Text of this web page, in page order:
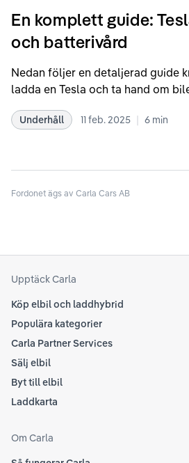
En komplett guide:
och batterivård
Nedan följer en detaljerad guide
ladda en Tesla och ta hand om
rekommendationer samt våra
att kolla Teslas officiella
senaste informationen.
Underhåll 11 feb. 2025 | 6 min
Fordonet ägs av Carla Cars AB
Upptäck Carla
Köp elbil och laddhybrid
Populära kategorier
Carla Partner Services
Sälj elbil
Byt till elbil
Laddkarta
Om Carla